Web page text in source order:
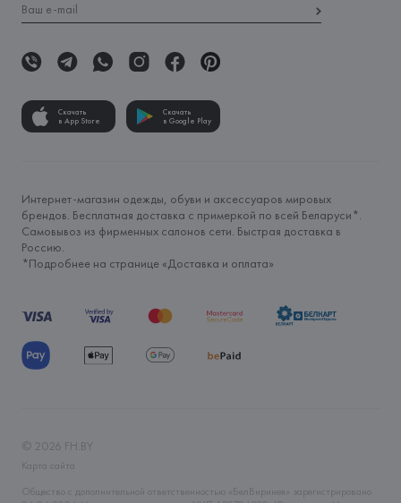
Скачать
в App Store
Скачать
в Google Play
Интернет-магазин одежды, обуви и аксессуаров мировых
брендов. Бесплатная доставка с примеркой по всей Беларуси*.
Самовывоз из фирменных салонов сети. Быстрая доставка в
Россию.
*Подробнее на странице «Доставка и оплата»
© 2026 FH.BY
Карта сайта
Общество с дополнительной ответственностью «БелВиринея» зарегистрировано